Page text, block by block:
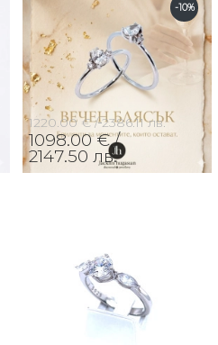
-10%
1220.00 € / 2386.11 лв.
1098.00 € /
2147.50 лв.